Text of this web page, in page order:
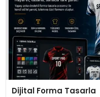
Dijital Forma Tasarla